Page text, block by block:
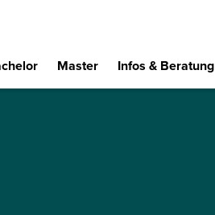
Master Infos & Beratung